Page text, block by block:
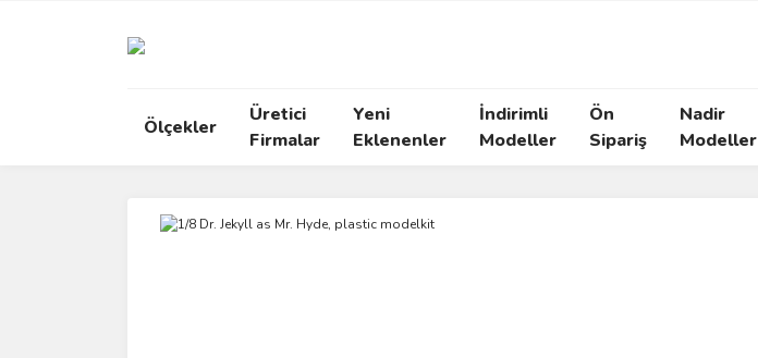
Ölçekler
Üretici
Firmalar
Yeni
Eklenenler
İndirimli
Modeller
Ön
Sipariş
Nadir
Modeller